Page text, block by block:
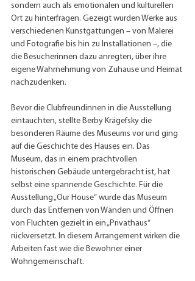
sondern auch als emotionalen und kulturellen
Ort zu hinterfragen. Gezeigt wurden Werke aus
verschiedenen Kunstgattungen – von Malerei
und Fotografie bis hin zu Installationen –, die
die Besucherinnen dazu anregten, über ihre
eigene Wahrnehmung von Zuhause und Heimat
nachzudenken.
Bevor die Clubfreundinnen in die Ausstellung
eintauchten, stellte Berby Krägefsky die
besonderen Räume des Museums vor und ging
auf die Geschichte des Hauses ein. Das
Museum, das in einem prachtvollen
historischen Gebäude untergebracht ist, hat
selbst eine spannende Geschichte. Für die
Ausstellung „Our House“ wurde das Museum
durch das Entfernen von Wänden und Öffnen
von Fluchten gezielt in ein „Privathaus“
rückversetzt. In diesem Arrangement wirken die
Arbeiten fast wie die Bewohner einer
Wohngemeinschaft.